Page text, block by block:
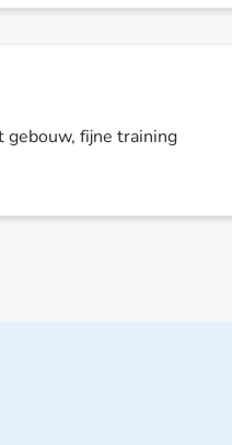
gebouw, fijne training